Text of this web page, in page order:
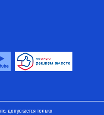
допускается только